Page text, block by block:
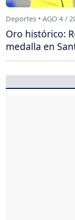
Deportes • AGO 4 /
Oro histórico:
medalla en